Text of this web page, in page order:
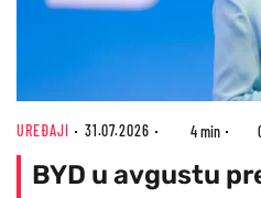
UREĐAJI 31.07.2026 4 min
BYD u avgustu